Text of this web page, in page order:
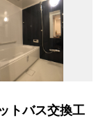
トバス交換工